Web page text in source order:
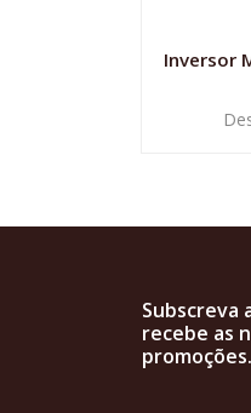
Inversor
Subscreva
recebe as
promoções.